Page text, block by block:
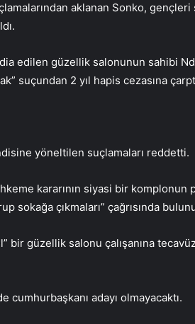
aklanan Sonko, gençleri
edilen güzellik salonunun sahibi
suçundan 2 yıl hapis cezasına
yöneltilen suçlamaları reddetti.
kararının siyasi bir komplonun
çıkmaları” çağrısında
bir güzellik salonu çalışanına
adayı olmayacaktı.